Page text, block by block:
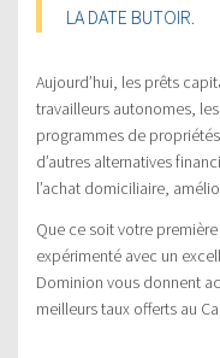
LA DATE BUTOIR.
Aujourd’hui, les prêts
travailleurs autonomes,
programmes de
d’autres alternatives
l’achat domiciliaire,
Que ce soit votre
expérimenté avec un
Dominion vous donnent
meilleurs taux offerts au